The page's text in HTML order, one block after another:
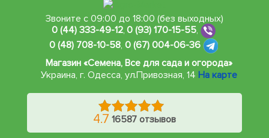
Звоните с 09:00 до 18:00 (без выходных)
0 (44) 333-49-12,0 (93) 170-15-55,
0 (48) 708-10-58, 0 (67) 004-06-36
Магазин «Семена, Все для сада и огорода»
Украина, г. Одесса, ул.Привозная, 14 На карте
4.7 16587 отзывов